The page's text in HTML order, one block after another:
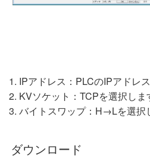
1. IPアドレス：PLCのIPアドレ
2. KVソケット：TCPを選択しま
3. バイトスワップ：H→Lを選択
ダウンロード